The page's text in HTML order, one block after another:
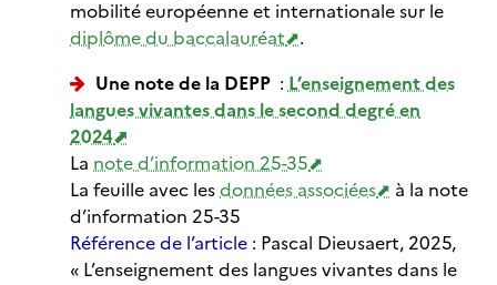
mobilité européenne et internationale sur le
diplôme du baccalauréat
.
Une note de la DEPP : L’enseignement des
langues vivantes dans le second degré en
2024
La note d’information 25-35
La feuille avec les données associées
à la note
d’information 25-35
Référence de l’article : Pascal Dieusaert, 2025,
« L’enseignement des langues vivantes dans le